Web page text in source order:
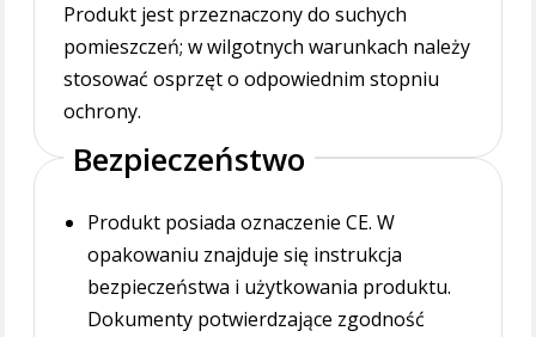
Produkt jest przeznaczony do suchych
pomieszczeń; w wilgotnych warunkach należy
stosować osprzęt o odpowiednim stopniu
ochrony.
Bezpieczeństwo
Produkt posiada oznaczenie CE. W
opakowaniu znajduje się instrukcja
bezpieczeństwa i użytkowania produktu.
Dokumenty potwierdzające zgodność